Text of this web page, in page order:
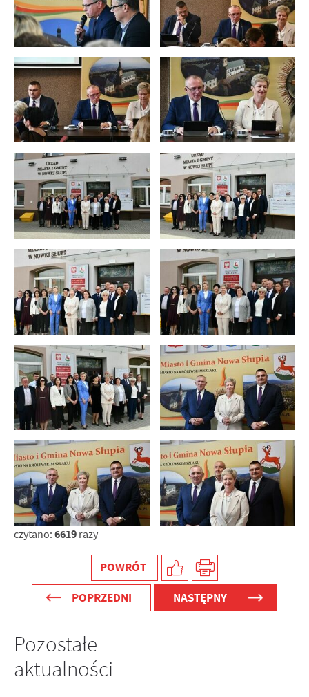
czytano: 6619 razy
POWRÓT
POPRZEDNI
NASTĘPNY
Pozostałe
aktualności